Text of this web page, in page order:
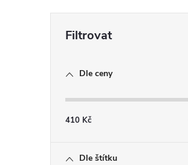
Dle ceny
410 Kč
Dle štítku